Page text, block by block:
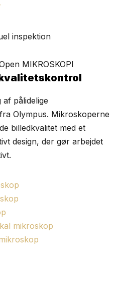
MIKROSKOPI
pålidelige
Olympus. Mikroskoperne
billedkvalitet med et
design, der gør arbejdet
mikroskop